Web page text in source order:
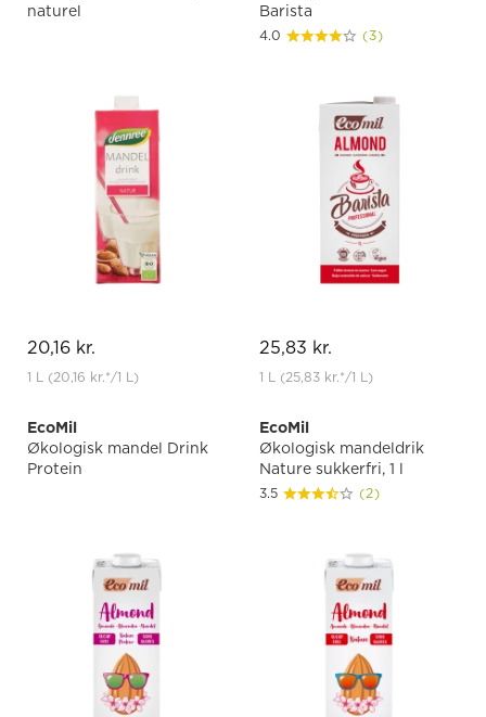
naturel
20,16 kr.
1 L (20,16 kr.*/1 L)
Barista
4.0 (3)
25,83 kr.
1 L (25,83 kr.*/1 L)
EcoMil
Økologisk mandel Drink
Protein
EcoMil
Økologisk mandeldrik
Nature sukkerfri, 1 l
3.5 (2)